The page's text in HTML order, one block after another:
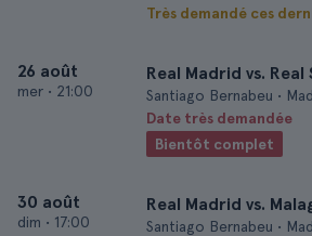
Très demandé ces
26 août
mer • 21:00
Real Madrid vs. Real
Santiago Bernabeu •
Date très demandée
Bientôt complet
30 août
dim • 17:00
Real Madrid vs.
Santiago Bernabeu •